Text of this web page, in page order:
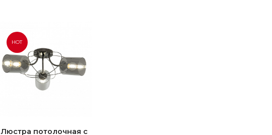
HOT
Люстра потолочная с